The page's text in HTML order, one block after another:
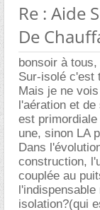
Re : Aide
De
bonsoir à tous,
Sur-isolé c'est
Mais je ne
l'aération et
est
une, sinon LA
Dans
construction,
couplée au
isolation?(qui